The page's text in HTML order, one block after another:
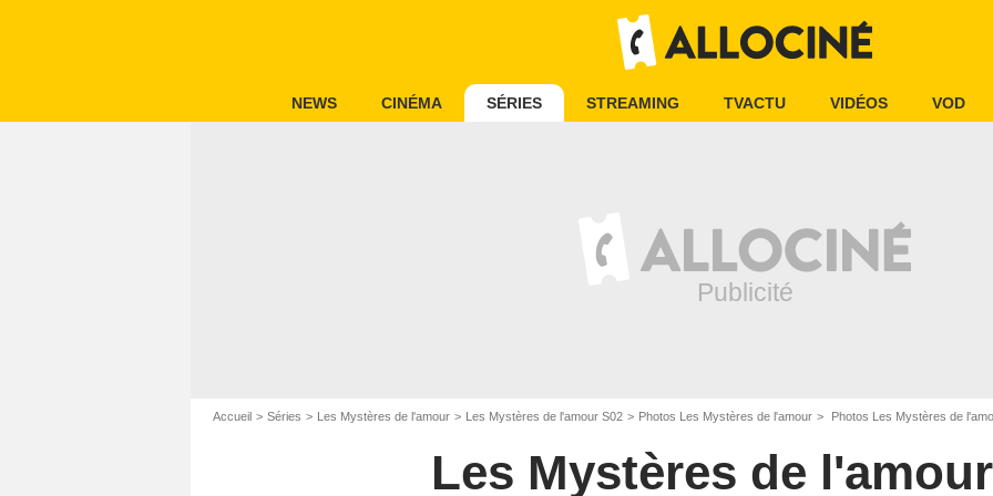
NEWS CINÉMA SÉRIES STREAMING TVACTU VIDÉOS VOD
Accueil Séries Les Mystères de l'amour Les Mystères de l'amour S02 Photos Les Mystères de l'amour Photos Les Mystères de
Les Mystères de l'amour